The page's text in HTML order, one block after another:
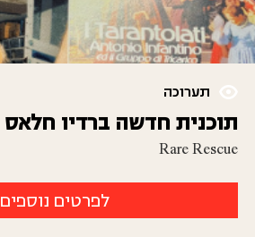
תערוכה
תוכנית חדשה ברדיו חלאס
Rare Rescue
לפרטים נוספים